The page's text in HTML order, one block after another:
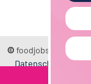
©foodjobs GmbH
Datenschutz